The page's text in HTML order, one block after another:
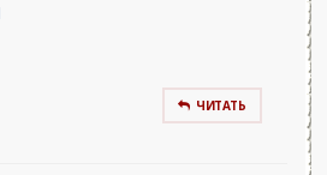
ЧИТАТЬ